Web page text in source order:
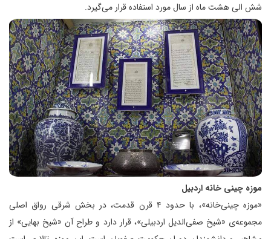
شش الی هشت ماه از سال مورد استفاده قرار می‌گیرد.
موزه چینی خانه اردبیل
«موزه چینی‌خانه»، با حدود ۴ قرن قدمت، در بخش شرقی رواق اصلی
مجموعه‌ی «شیخ صفی‌الدیل اردبیلی»، قرار دارد و طراح آن «شیخ بهایی» از